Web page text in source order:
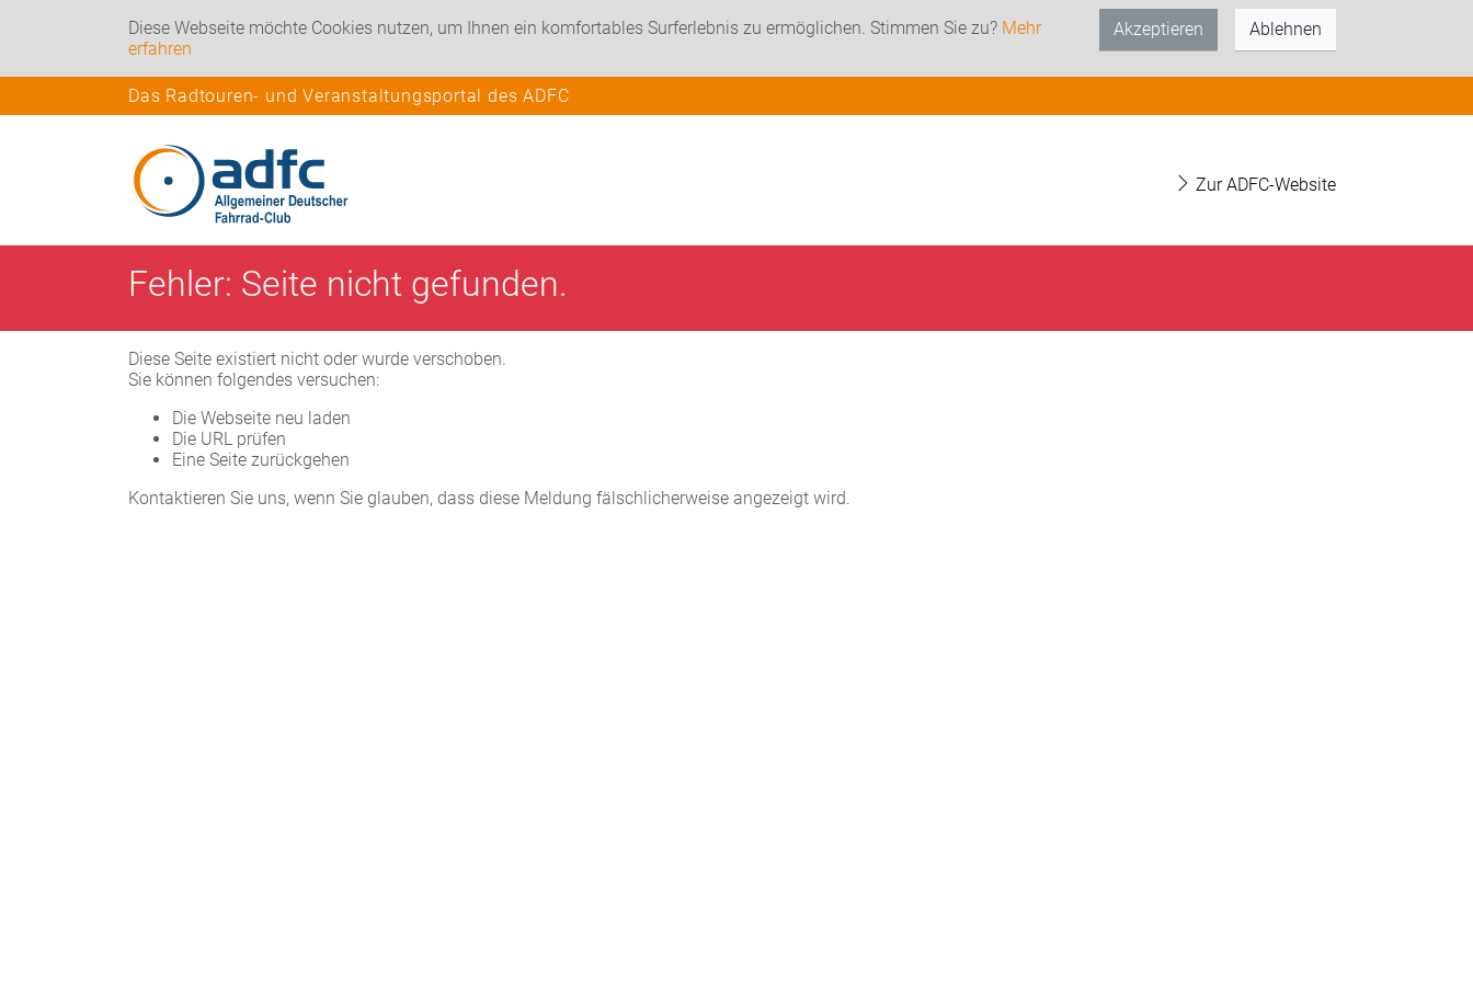
Diese Webseite möchte Cookies nutzen, um Ihnen ein komfortables Surferlebnis zu ermöglichen. Stimmen Sie zu? Mehr
erfahren
Akzeptieren Ablehnen
Das Radtouren- und Veranstaltungsportal des ADFC
Zur ADFC-Website
Fehler: Seite nicht gefunden.
Diese Seite existiert nicht oder wurde verschoben.
Sie können folgendes versuchen:
Die Webseite neu laden
Die URL prüfen
Eine Seite zurückgehen
Kontaktieren Sie uns, wenn Sie glauben, dass diese Meldung fälschlicherweise angezeigt wird.